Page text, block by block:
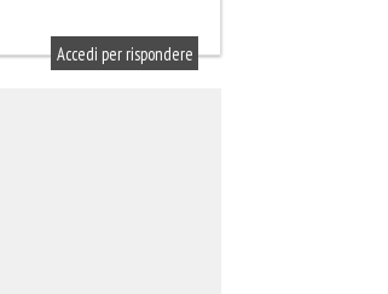
Accedi per rispondere